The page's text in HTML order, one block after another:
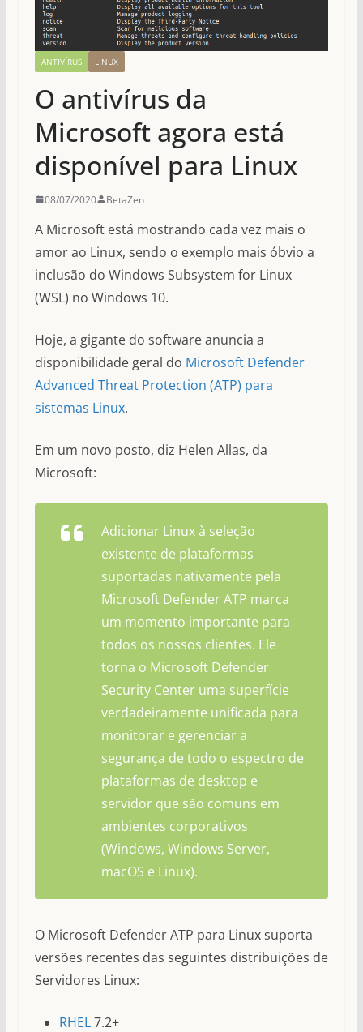
ANTIVÍRUS LINUX
O antivírus da
Microsoft agora está
disponível para Linux
08/07/2020 BetaZen
A Microsoft está mostrando cada vez mais o
amor ao Linux, sendo o exemplo mais óbvio a
inclusão do Windows Subsystem for Linux
(WSL) no Windows 10.
Hoje, a gigante do software anuncia a
disponibilidade geral do Microsoft Defender
Advanced Threat Protection (ATP) para
sistemas Linux.
Em um novo posto, diz Helen Allas, da
Microsoft:
Adicionar Linux à seleção
existente de plataformas
suportadas nativamente pela
Microsoft Defender ATP marca
um momento importante para
todos os nossos clientes. Ele
torna o Microsoft Defender
Security Center uma superfície
verdadeiramente unificada para
monitorar e gerenciar a
segurança de todo o espectro de
plataformas de desktop e
servidor que são comuns em
ambientes corporativos
(Windows, Windows Server,
macOS e Linux).
O Microsoft Defender ATP para Linux suporta
versões recentes das seguintes distribuições de
Servidores Linux:
RHEL7.2+